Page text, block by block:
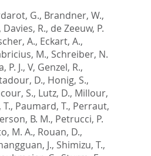
G., Brandner, W.,
, Davies, R., de Zeeuw, P.
A., Eckart, A.,
M., Schreiber, N.
P. J., V, Genzel, R.,
D., Honig, S.,
S., Lutz, D., Millour,
, Paumard, T., Perraut,
B. M., Petrucci, P.
M. A., Rouan, D.,
J., Shimizu, T.,